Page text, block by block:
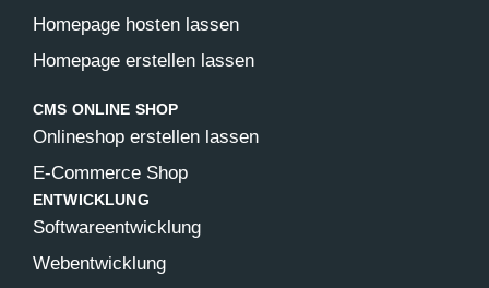
Homepage hosten lassen
Homepage erstellen lassen
CMS ONLINE SHOP
Onlineshop erstellen lassen
E-Commerce Shop
ENTWICKLUNG
Softwareentwicklung
Webentwicklung